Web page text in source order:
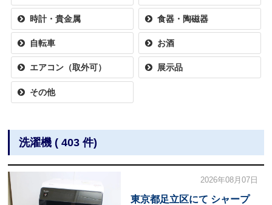
時計・貴金属 食器・陶磁器
自転車 お酒
エアコン（取外可） 展示品
その他
洗濯機 ( 403 件)
2026年08月07日
東京都足立区にて シャープ